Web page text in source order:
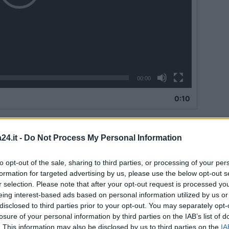
- Do Not Process My Personal Information
opt-out of the sale, sharing to third parties, or processing of your
for targeted advertising by us, please use the below opt-out
selection. Please note that after your opt-out request is processed
interest-based ads based on personal information utilized by us
to third parties prior to your opt-out. You may separately
of your personal information by third parties on the IAB’s list of
This information may also be disclosed by us to third parties on the
00:00
0:10
di Montemiletto, la stessa che avevano preso di
li inquadrano, loro se ne accorgono.
pubblica il video sulla pagina del deputato
video ripreso dalle mie videocamere di
(AV) nel quale si vedono tre ladri che, una
Sono gli stessi ladri che a gennaio entrarono in